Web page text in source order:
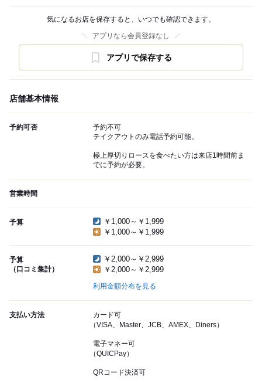
気になるお店を保存すると、いつでも確認できます。
アプリなら会員登録なし
アプリで保存する
店舗基本情報
予約可否
予約不可
テイクアウトのみ電話予約可能。
極上厚切りロースを食べたい方は来店1時間前ま
でに予約が必要。
営業時間
予算
￥1,000～￥1,999
￥1,000～￥1,999
予算
（口コミ集計）
￥2,000～￥2,999
￥2,000～￥2,999
利用金額分布を見る
支払い方法
カード可
（VISA、Master、JCB、AMEX、Diners）
電子マネー可
（QUICPay）
QRコード決済可